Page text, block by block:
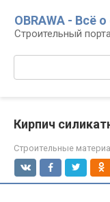
контенту
OBRAWA - Всё
Строительный
Кирпич
Строительные